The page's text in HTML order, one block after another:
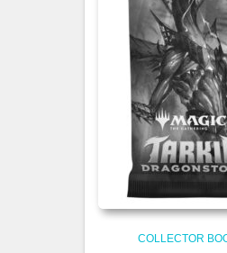
COLLECTOR